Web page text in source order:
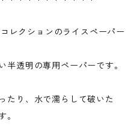
レクションのライスペーパー
半透明の専用ペーパーです。
たり、水で濡らして破いた
。